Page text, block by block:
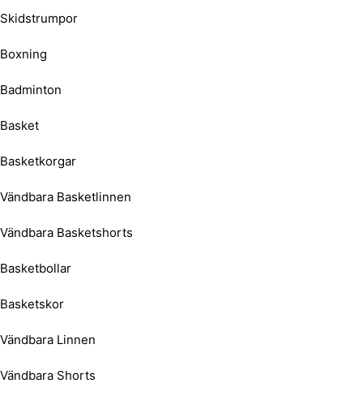
Skidstrumpor
Boxning
Badminton
Basket
Basketkorgar
Vändbara Basketlinnen
Vändbara Basketshorts
Basketbollar
Basketskor
Vändbara Linnen
Vändbara Shorts